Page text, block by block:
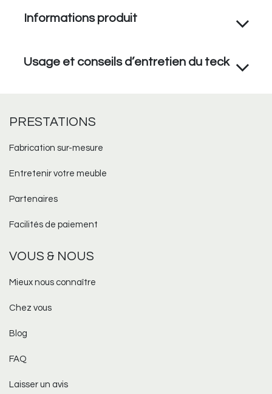
Informations produit
Usage et conseils d’entretien du teck
PRESTATIONS
Fabrication sur-mesure​
Entretenir votre meuble
Partenaires
Facilités de paiement
VOUS & NOUS
Mieux nous connaître
Chez vous
Blog
FAQ
Laisser un avis